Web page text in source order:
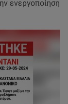
ενεργοποίηση